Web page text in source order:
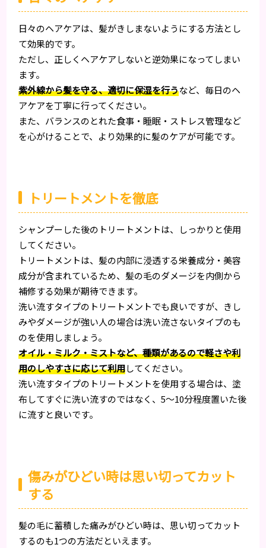
日々のヘアケアは、髪がきしまないようにする方法とし
て効果的です。
ただし、正しくヘアケアしないと逆効果になってしまい
ます。
紫外線から髪を守る、適切に保湿を行うなど、毎日のヘ
アケアを丁寧に行ってください。
また、バランスのとれた食事・睡眠・ストレス管理など
を心がけることで、より効果的に髪のケアが可能です。
トリートメントを徹底
シャンプーした後のトリートメントは、しっかりと使用
してください。
トリートメントは、髪の内部に浸透する栄養成分・美容
成分が含まれているため、髪の毛のダメージを内側から
補修する効果が期待できます。
洗い流すタイプのトリートメントでも良いですが、きし
みやダメージが強い人の場合は洗い流さないタイプのも
のを使用しましょう。
オイル・ミルク・ミストなど、種類があるので軽さや利
用のしやすさに応じて利用してください。
洗い流すタイプのトリートメントを使用する場合は、塗
布してすぐに洗い流すのではなく、5〜10分程度置いた後
に流すと良いです。
傷みがひどい時は思い切ってカット
する
髪の毛に蓄積した痛みがひどい時は、思い切ってカット
するのも1つの方法だといえます。